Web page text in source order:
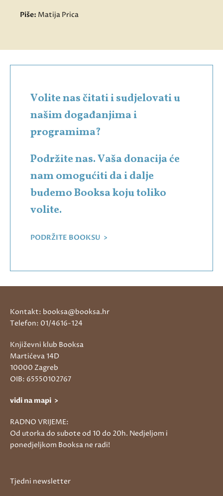
Piše: Matija Prica
Volite nas čitati i sudjelovati u
našim događanjima i
programima?
Podržite nas. Vaša donacija će
nam omogućiti da i dalje
budemo Booksa koju toliko
volite.
PODRŽITE BOOKSU >
Kontakt: booksa@booksa.hr
Telefon: 01/4616-124
Književni klub Booksa
Martićeva 14D
10000 Zagreb
OIB: 65550102767
vidi na mapi >
RADNO VRIJEME:
Od utorka do subote od 10 do 20h. Nedjeljom i
ponedjeljkom Booksa ne radi!
Tjedni newsletter